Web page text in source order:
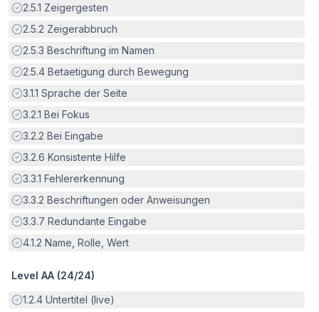
Erfüllt:
2.5.1 Zeigergesten
Erfüllt:
2.5.2 Zeigerabbruch
Erfüllt:
2.5.3 Beschriftung im Namen
Erfüllt:
2.5.4 Betaetigung durch Bewegung
Erfüllt:
3.1.1 Sprache der Seite
Erfüllt:
3.2.1 Bei Fokus
Erfüllt:
3.2.2 Bei Eingabe
Erfüllt:
3.2.6 Konsistente Hilfe
Erfüllt:
3.3.1 Fehlererkennung
Erfüllt:
3.3.2 Beschriftungen oder Anweisungen
Erfüllt:
3.3.7 Redundante Eingabe
Erfüllt:
4.1.2 Name, Rolle, Wert
Level AA (24/24)
Erfüllt:
1.2.4 Untertitel (live)